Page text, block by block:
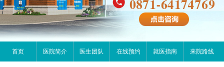
首页 医院简介 医生团队 在线预约 就医指南 来院路线